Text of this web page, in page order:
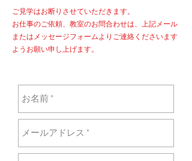
ご見学はお断りさせていただきます。
お仕事のご依頼、教室のお問合わせは、上記メール
またはメッセージフォームよりご連絡くださいます
ようお願い申し上げます。